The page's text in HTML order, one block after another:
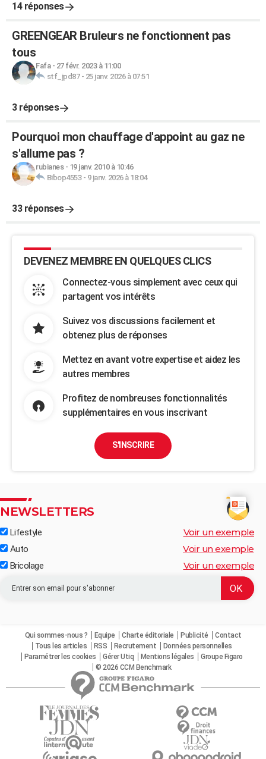
14 réponses
GREENGEAR Bruleurs ne fonctionnent pas
tous
Fafa- 27 févr. 2023 à 11:00
stf_jpd87- 25 janv. 2026 à 07:51
3 réponses
Pourquoi mon chauffage d'appoint au gaz ne
s'allume pas ?
rubianes- 19 janv. 2010 à 10:46
Bibop4553- 9 janv. 2026 à 18:04
33 réponses
DEVENEZ MEMBRE EN QUELQUES CLICS
Connectez-vous simplement avec ceux qui
partagent vos intérêts
Suivez vos discussions facilement et
obtenez plus de réponses
Mettez en avant votre expertise et aidez les
autres membres
Profitez de nombreuses fonctionnalités
supplémentaires en vous inscrivant
S'INSCRIRE
NEWSLETTERS
Lifestyle Voir un exemple
Auto Voir un exemple
Bricolage Voir un exemple
Qui sommes-nous ? Equipe Charte éditoriale Publicité
Contact
Tous les articles
RSS Recrutement
Données personnelles
Paramétrer les cookies
Gérer Utiq Mentions légales
Groupe Figaro
© 2026 CCM Benchmark